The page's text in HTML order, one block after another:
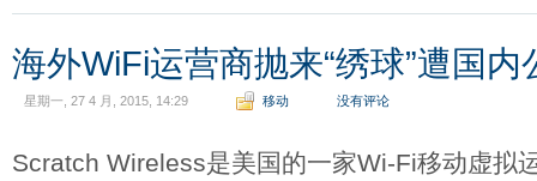
海外WiFi运营商抛来“绣球”遭国内
星期一, 27 4 月, 2015, 14:29 移动 没有评论
Scratch Wireless是美国的一家Wi-Fi移动虚拟